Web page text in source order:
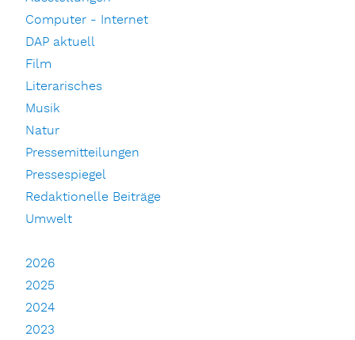
Computer - Internet
DAP aktuell
Film
Literarisches
Musik
Natur
Pressemitteilungen
Pressespiegel
Redaktionelle Beiträge
Umwelt
2026
2025
2024
2023